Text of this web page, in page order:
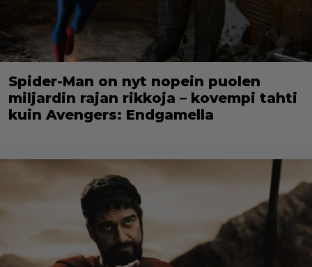
Spider-Man on nyt nopein puolen
miljardin rajan rikkoja – kovempi tahti
kuin Avengers: Endgamella